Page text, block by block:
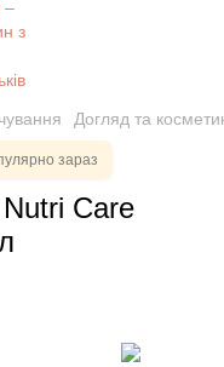
Догляд та
зараз
Care